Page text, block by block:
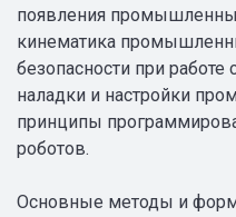
появления
кинематика
безопасности при
наладки и настройки
принципы
роботов.
Основные методы и